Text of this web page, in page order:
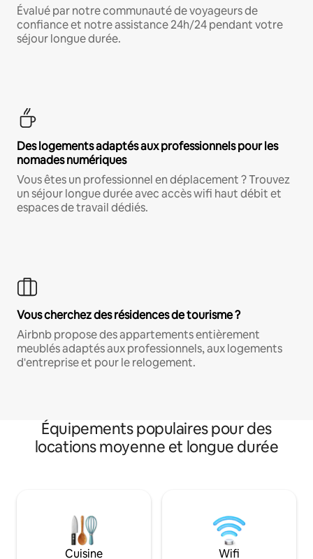
Évalué par notre communauté de voyageurs de
confiance et notre assistance 24h/24 pendant votre
séjour longue durée.
Des logements adaptés aux professionnels pour les
nomades numériques
Vous êtes un professionnel en déplacement ? Trouvez
un séjour longue durée avec accès wifi haut débit et
espaces de travail dédiés.
Vous cherchez des résidences de tourisme ?
Airbnb propose des appartements entièrement
meublés adaptés aux professionnels, aux logements
d'entreprise et pour le relogement.
Équipements populaires pour des
locations moyenne et longue durée
Cuisine Wifi